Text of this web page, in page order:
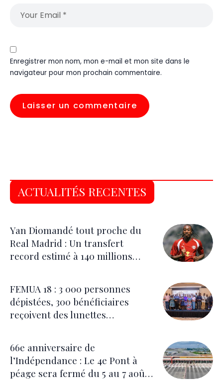
Enregistrer mon nom, mon e-mail et mon site dans le
navigateur pour mon prochain commentaire.
ACTUALITÉS RECENTES
Yan Diomandé tout proche du
Real Madrid : Un transfert
record estimé à 140 millions
FEMUA 18 : 3 000 personnes
dépistées, 300 bénéficiaires
reçoivent des lunettes
66e anniversaire de
l’Indépendance : Le 4e Pont à
péage sera fermé du 5 au 7 août